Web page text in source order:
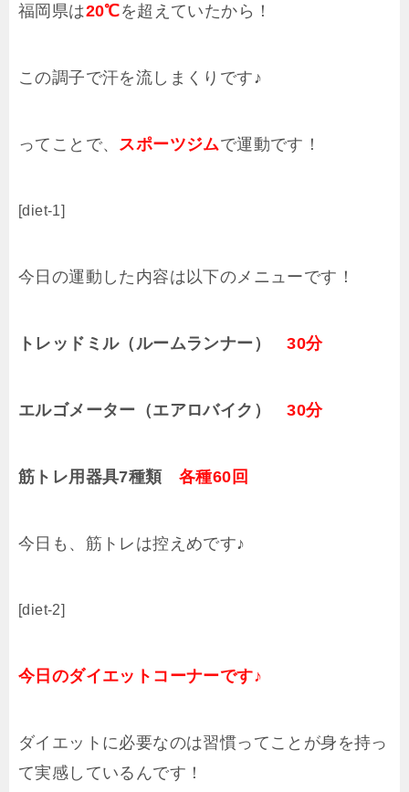
福岡県は20℃を超えていたから！
この調子で汗を流しまくりです♪
ってことで、 スポーツジムで運動です！
[diet-1]
今日の運動した内容は以下のメニューです！
トレッドミル（ルームランナー）30分
エルゴメーター（エアロバイク）30分
筋トレ用器具7種類 各種60回
今日も、筋トレは控えめです♪
[diet-2]
今日のダイエットコーナーです♪
ダイエットに必要なのは習慣ってことが身を持っ
て実感しているんです！